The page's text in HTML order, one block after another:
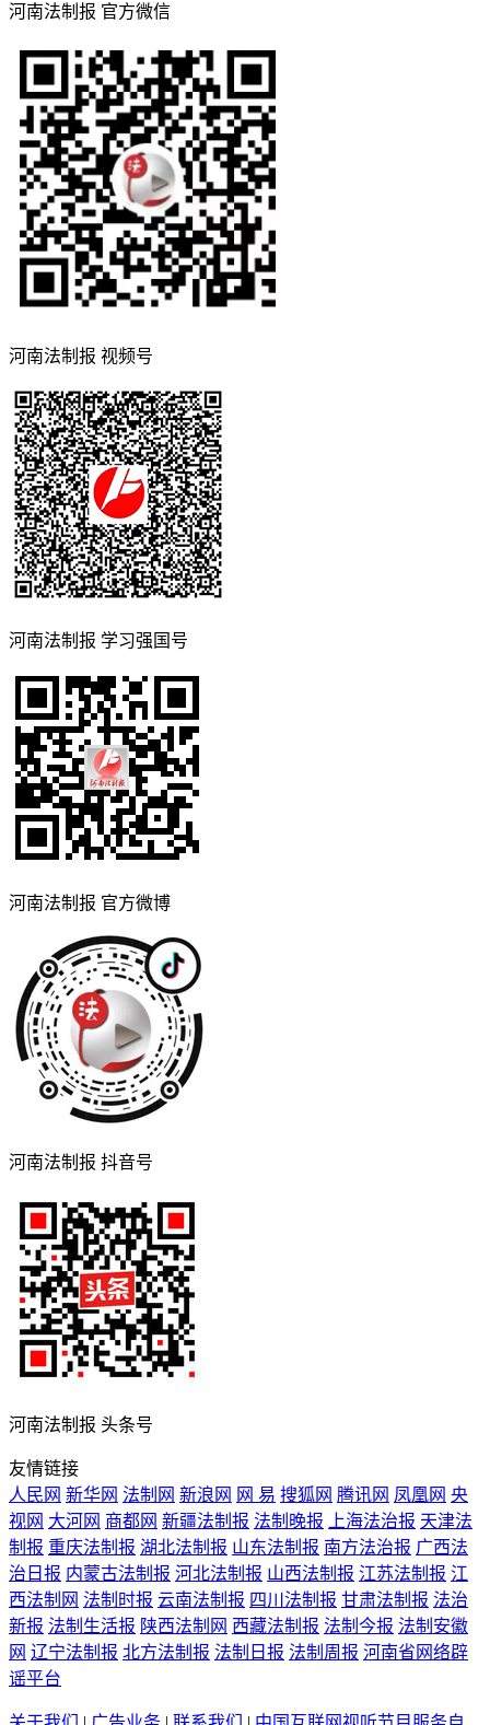
河南法制报 官方微信
河南法制报 视频号
河南法制报 学习强国号
河南法制报 官方微博
河南法制报 抖音号
河南法制报 头条号
友情链接
人民网 新华网 法制网 新浪网 网 易 搜狐网 腾讯网 凤凰网 央
视网 大河网 商都网 新疆法制报 法制晚报 上海法治报 天津法
制报 重庆法制报 湖北法制报 山东法制报 南方法治报 广西法
治日报 内蒙古法制报 河北法制报 山西法制报 江苏法制报 江
西法制网 法制时报 云南法制报 四川法制报 甘肃法制报 法治
新报 法制生活报 陕西法制网 西藏法制报 法制今报 法制安徽
网 辽宁法制报 北方法制报 法制日报 法制周报 河南省网络辟
谣平台